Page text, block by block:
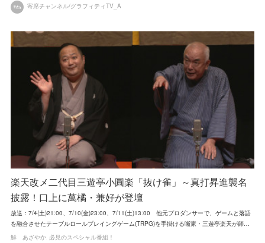
寄席チャンネル/グラフィティTV_A
楽天改メ二代目三遊亭小圓楽「抜け雀」～真打昇進襲名
披露！口上に萬橘・兼好が登壇
放送：7/4(土)21:00、7/10(金)23:00、7/11(土)13:00 他元プロダンサーで、ゲームと落語
を融合させたテーブルロールプレイングゲーム(TRPG)を手掛ける噺家・三遊亭楽天が師…
鮮 あざやか 必見のスペシャル番組！